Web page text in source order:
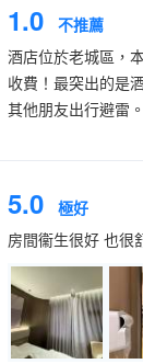
1.0 不推薦
酒店位於老城區，
收費！最突出的是
其他朋友出行避雷。
5.0 極好
房間衞生很好 也很